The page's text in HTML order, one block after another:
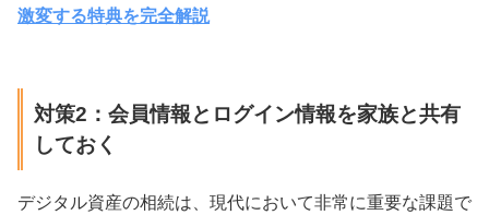
激変する特典を完全解説
対策2：会員情報とログイン情報を家族と共有
しておく
デジタル資産の相続は、現代において非常に重要な課題で